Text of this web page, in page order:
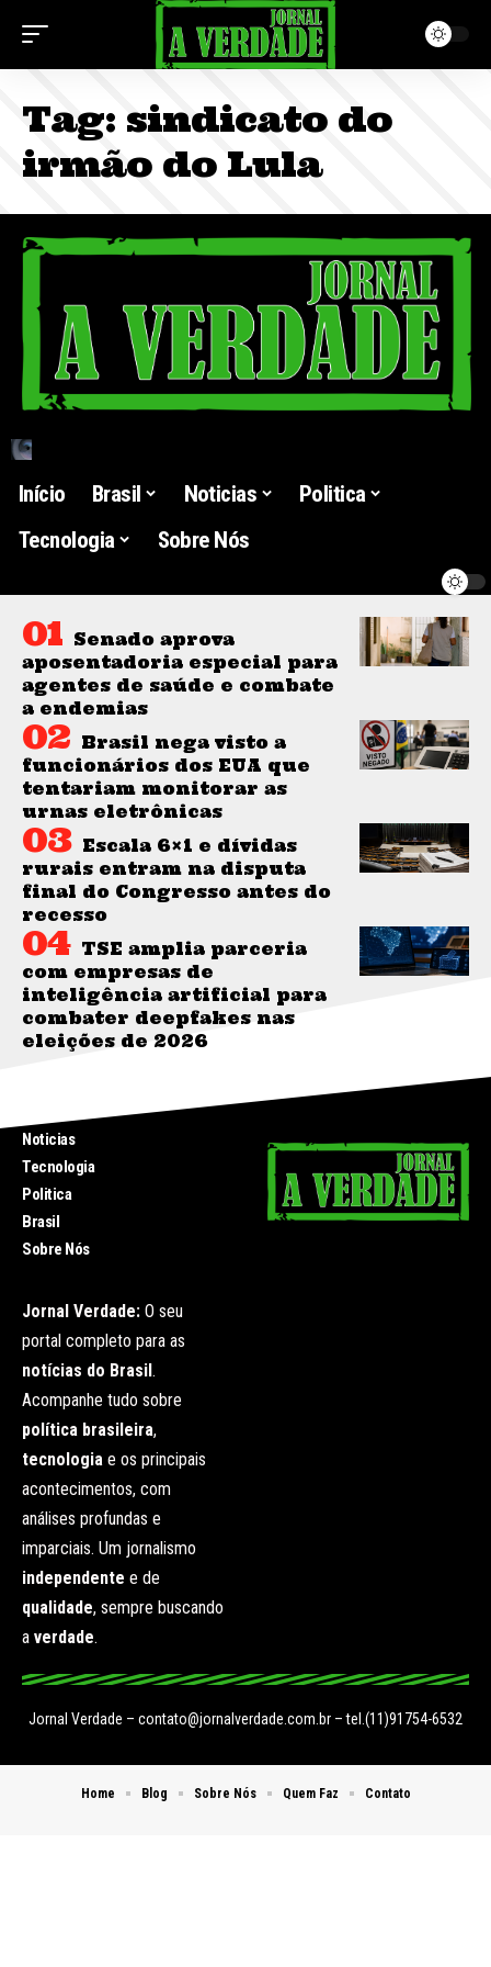
Tag: sindicato do
irmão do Lula
Início Brasil Noticias
Politica
Tecnologia
Sobre Nós
Senado aprova
aposentadoria especial para
agentes de saúde e combate
a endemias
Brasil nega visto a
funcionários dos EUA que
tentariam monitorar as
urnas eletrônicas
Escala 6×1 e dívidas
rurais entram na disputa
final do Congresso antes do
recesso
TSE amplia parceria
com empresas de
inteligência artificial para
combater deepfakes nas
eleições de 2026
Noticias
Tecnologia
Politica
Brasil
Sobre Nós
Jornal Verdade: O seu
portal completo para as
notícias do Brasil .
Acompanhe tudo sobre
política brasileira,
tecnologia e os principais
acontecimentos, com
análises profundas e
imparciais. Um jornalismo
independente e de
qualidade, sempre buscando
a verdade.
Jornal Verdade – contato@jornalverdade.com.br – tel.(11)91754-6532
Home Blog Sobre Nós Quem Faz Contato